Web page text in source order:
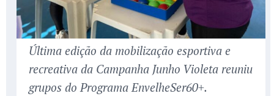
Última edição da mobilização esportiva e
recreativa da Campanha Junho Violeta reuniu
grupos do Programa EnvelheSer60+.